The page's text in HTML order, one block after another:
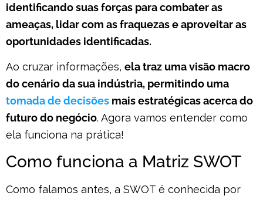
identificando suas forças para combater as
ameaças, lidar com as fraquezas e aproveitar as
oportunidades identificadas.
Ao cruzar informações, ela traz uma visão macro
do cenário da sua indústria, permitindo uma
tomada de decisões mais estratégicas acerca do
futuro do negócio. Agora vamos entender como
ela funciona na prática!
Como funciona a Matriz SWOT
Como falamos antes, a SWOT é conhecida por